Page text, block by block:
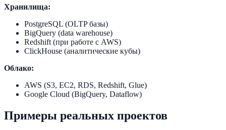
Хранилища:
PostgreSQL (OLTP базы)
BigQuery (data warehouse)
Redshift (при работе с AWS)
ClickHouse (аналитические кубы)
Облако:
AWS (S3, EC2, RDS, Redshift, Glue)
Google Cloud (BigQuery, Dataflow)
Примеры реальных проектов